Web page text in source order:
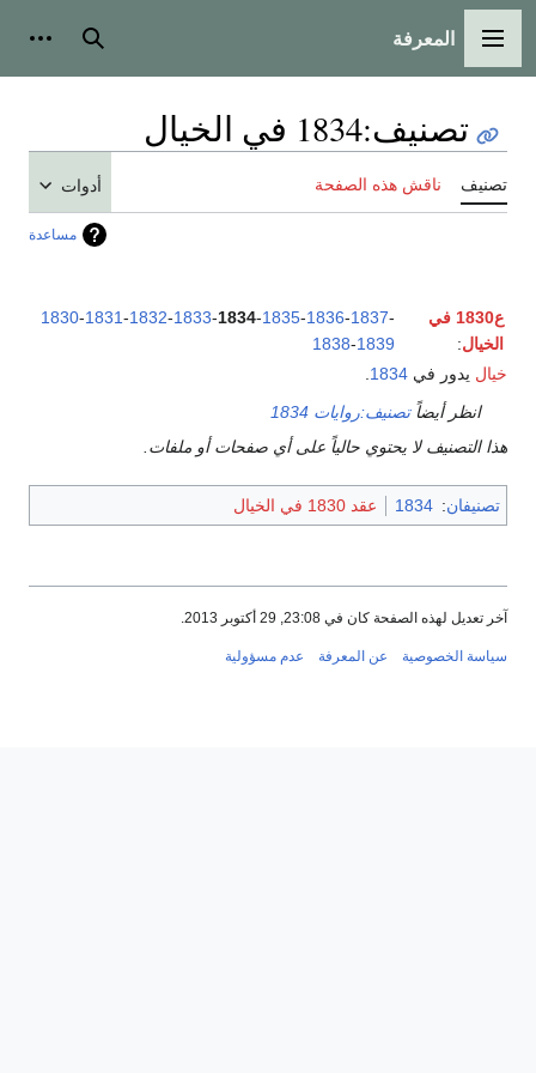
القائمة الرئيسية
المعرفة بحث
تصنيف:1834 في الخيال
تصنيف ناقش هذه الصفحة أدوات
مساعدة
ع1830 في
الخيال:
1830-1831-1832-1833-1834-1835-1836-1837-
1838-1839
خيال يدور في 1834
انظر أيضاًتصنيف:روايات 1834
هذا التصنيف لا يحتوي حالياً على أي صفحات أو ملفات.
تصنيفان:
1834 عقد 1830 في الخيال
آخر تعديل لهذه الصفحة كان في 23:08, 29 أكتوبر 2013.
سياسة الخصوصية عن المعرفة عدم مسؤولية